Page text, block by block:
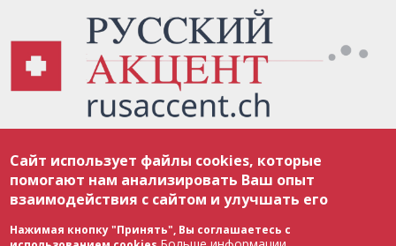
соответствии с законодательством Швейцарии об авторском праве и
международными соглашениями. Полное или частичное использование
материалов возможно только с разрешения редакции. В случае полного
или частичного воспроизведения материалов сайта rusaccent.ch,
ОБЯЗАТЕЛЬНА АКТИВНАЯ ГИПЕРССЫЛКА на конкретный заимствованный
текст. Фотоизображения, размещенные редакцией rusaccent.ch, являются
ее исключительной собственностью. Полное или частичное
Сайт использует файлы cookies, которые
помогают нам анализировать Ваш опыт
взаимодействия с сайтом и улучшать его
Нажимая кнопку "Принять", Вы соглашаетесь с